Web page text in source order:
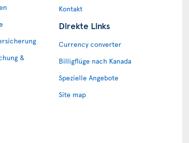
&
Kontakt
Direkte Links
Currency converter
Billigflüge nach Kanada
Spezielle Angebote
Site map